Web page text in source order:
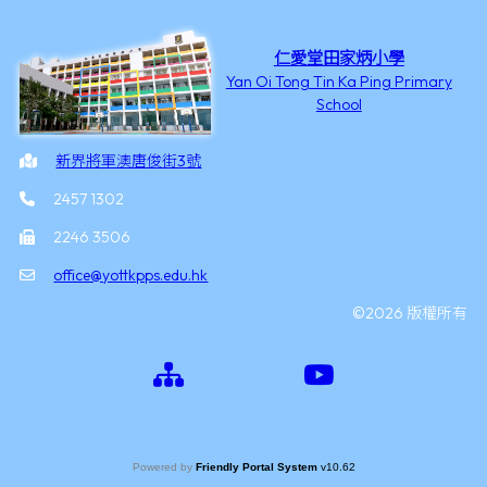
仁愛堂田家炳小學
Yan Oi Tong Tin Ka Ping Primary
School
新界將軍澳唐俊街3號
2457 1302
2246 3506
office@yottkpps.edu.hk
©2026 版權所有
Powered by Friendly Portal System v10.62